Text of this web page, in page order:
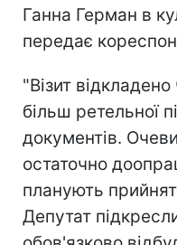
Ганна Герман в
передає
"Візит
більш ретельної
документів.
остаточно
планують
Депутат